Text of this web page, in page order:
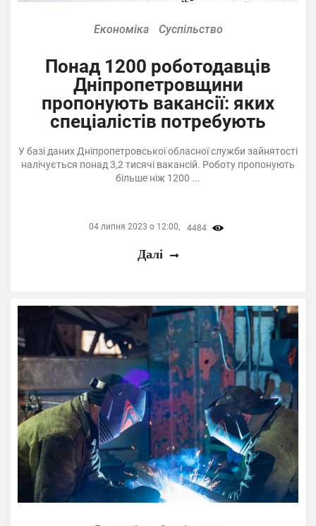
Економіка Суспільство
Понад 1200 роботодавців
Дніпропетровщини
пропонують вакансії: яких
спеціалістів потребують
У базі даних Дніпропетровської обласної служби зайнятості
налічується понад 3,2 тисячі вакансій. Роботу пропонують
більше ніж 1200 ...
04 липня 2023 о 12:00, 4484
Далі